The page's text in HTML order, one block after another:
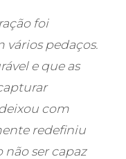
foi
vários pedaços.
e que as
com
redefiniu
não ser capaz